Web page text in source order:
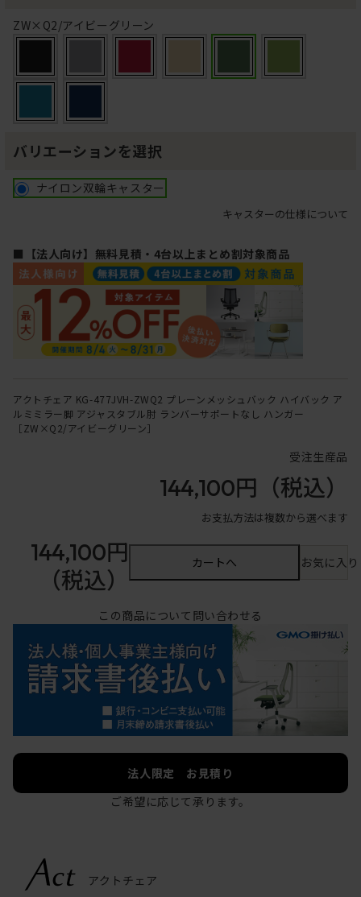
ZW×Q2/アイビーグリーン
バリエーションを選択
ナイロン双輪キャスター
キャスターの仕様について
■【法人向け】無料見積・4台以上まとめ割対象商品
アクトチェア KG-477JVH-ZWQ2 プレーンメッシュバック ハイバック ア
ルミミラー脚 アジャスタブル肘 ランバーサポートなし ハンガー
［ZW×Q2/アイビーグリーン］
受注生産品
144,100円 （税込）
お支払方法は複数から選べます
144,100円
（税込）
カートへ お気に入
この商品について問い合わせる
法人限定 お見積り
ご希望に応じて承ります。